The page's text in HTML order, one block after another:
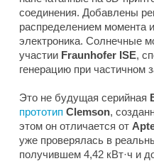
соединения. Добавлены
распределением момента
электроника. Солнечные
участии Fraunhofer ISE,
генерацию при частичном
Это не будущая серийная
прототип Clemson,
этом он отличается от
уже проверялась в
получившем 4,42 кВт·ч и